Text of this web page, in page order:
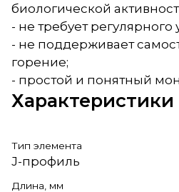
биологической
- не требует регулярного
- не поддерживает
горение;
- простой и понятный
Характеристики
Тип элемента
J-профиль
Длина, мм